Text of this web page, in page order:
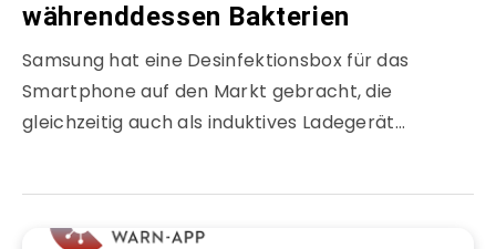
währenddessen Bakterien
Samsung hat eine Desinfektionsbox für das
Smartphone auf den Markt gebracht, die
gleichzeitig auch als induktives Ladegerät…